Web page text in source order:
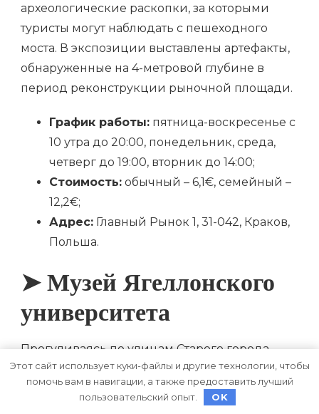
археологические раскопки, за которыми
туристы могут наблюдать с пешеходного
моста. В экспозиции выставлены артефакты,
обнаруженные на 4-метровой глубине в
период реконструкции рыночной площади.
График работы: пятница-воскресенье с
10 утра до 20:00, понедельник, среда,
четверг до 19:00, вторник до 14:00;
Стоимость: обычный – 6,1€, семейный –
12,2€;
Адрес: Главный Рынок 1, 31-042, Краков,
Польша.
➤ Музей Ягеллонского
университета
Прогуливаясь по улицам Старого города,
туристы просто обязаны посетить музейный
комплекс на базе Ягеллонского
университета. Его основали в XII столетии, и
Этот сайт использует куки-файлы и другие технологии, чтобы
помочь вам в навигации, а также предоставить лучший
пользовательский опыт.
OK